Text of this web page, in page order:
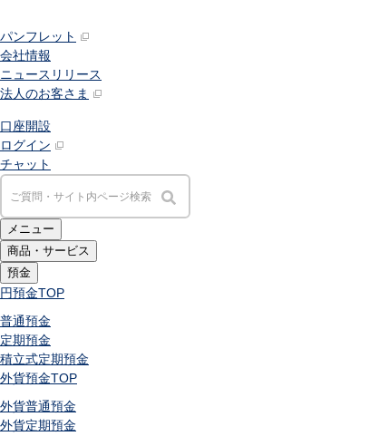
パンフレット
会社情報
ニュースリリース
法人のお客さま
口座開設
ログイン
チャット
メニュー
商品・サービス
預金
円預金TOP
普通預金
定期預金
積立式定期預金
外貨預金TOP
外貨普通預金
外貨定期預金